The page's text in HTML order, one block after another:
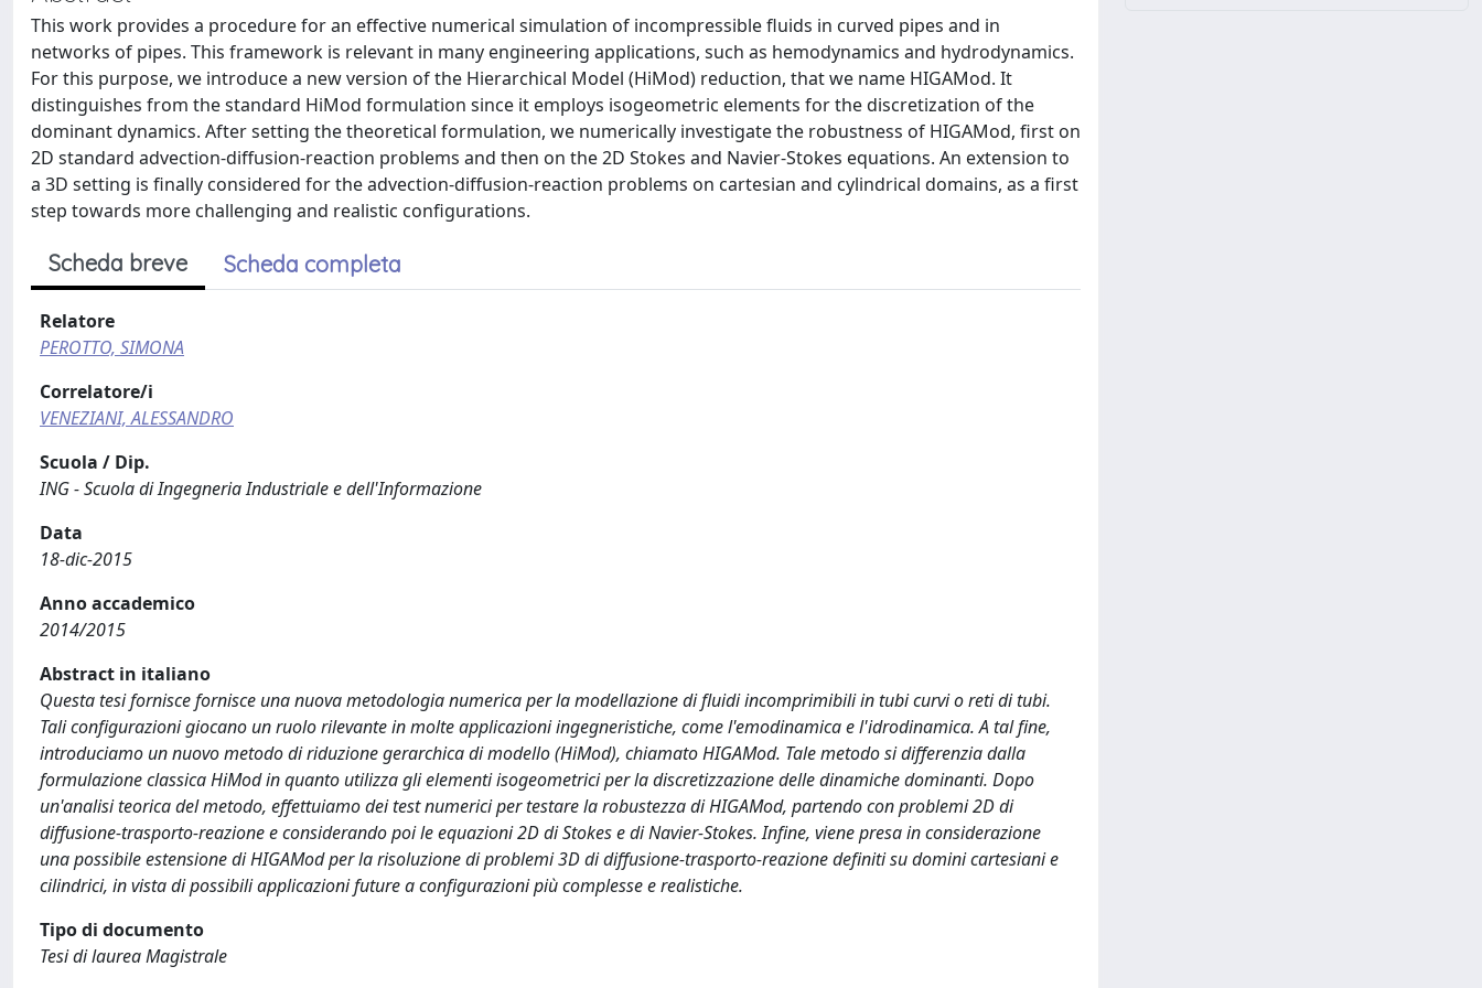
This work provides a procedure for an effective numerical simulation of incompressible fluids in curved pipes and in
networks of pipes. This framework is relevant in many engineering applications, such as hemodynamics and hydrodynamics.
For this purpose, we introduce a new version of the Hierarchical Model (HiMod) reduction, that we name HIGAMod. It
distinguishes from the standard HiMod formulation since it employs isogeometric elements for the discretization of the
dominant dynamics. After setting the theoretical formulation, we numerically investigate the robustness of HIGAMod, first on
2D standard advection-diffusion-reaction problems and then on the 2D Stokes and Navier-Stokes equations. An extension to
a 3D setting is finally considered for the advection-diffusion-reaction problems on cartesian and cylindrical domains, as a first
step towards more challenging and realistic configurations.
Scheda breve Scheda completa
Relatore
PEROTTO, SIMONA
Correlatore/i
VENEZIANI, ALESSANDRO
Scuola / Dip.
ING - Scuola di Ingegneria Industriale e dell'Informazione
Data
18-dic-2015
Anno accademico
2014/2015
Abstract in italiano
Questa tesi fornisce fornisce una nuova metodologia numerica per la modellazione di fluidi incomprimibili in tubi curvi o reti di tubi.
Tali configurazioni giocano un ruolo rilevante in molte applicazioni ingegneristiche, come l'emodinamica e l'idrodinamica. A tal fine,
introduciamo un nuovo metodo di riduzione gerarchica di modello (HiMod), chiamato HIGAMod. Tale metodo si differenzia dalla
formulazione classica HiMod in quanto utilizza gli elementi isogeometrici per la discretizzazione delle dinamiche dominanti. Dopo
un'analisi teorica del metodo, effettuiamo dei test numerici per testare la robustezza di HIGAMod, partendo con problemi 2D di
diffusione-trasporto-reazione e considerando poi le equazioni 2D di Stokes e di Navier-Stokes. Infine, viene presa in considerazione
una possibile estensione di HIGAMod per la risoluzione di problemi 3D di diffusione-trasporto-reazione definiti su domini cartesiani e
cilindrici, in vista di possibili applicazioni future a configurazioni più complesse e realistiche.
Tipo di documento
Tesi di laurea Magistrale